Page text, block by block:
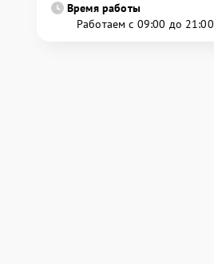
Время работы
Работаем с 09:00 до 21:00